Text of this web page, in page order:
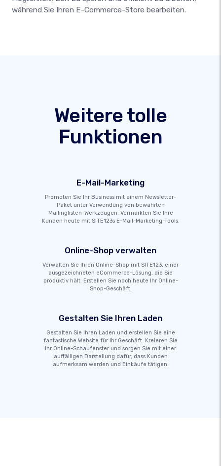
während Sie Ihren E-Commerce-Store bearbeiten.
Weitere tolle
Funktionen
E-Mail-Marketing
Promoten Sie Ihr Business mit einem Newsletter-
Paket unter Verwendung von bewährten
Mailinglisten-Werkzeugen. Vermarkten Sie Ihre
Kunden heute mit SITE123s E-Mail-Marketing-Tools.
Online-Shop verwalten
Verwalten Sie Ihren Online-Shop mit SITE123, einer
ausgezeichneten eCommerce-Lösung, die Sie
produktiv hält. Erstellen Sie noch heute Ihr Online-
Shop-Geschäft.
Gestalten Sie Ihren Laden
Gestalten Sie Ihren Laden und erstellen Sie eine
fantastische Website für Ihr Geschäft. Kreieren Sie
Ihr Online-Schaufenster und sorgen Sie mit einer
auffälligen Darstellung dafür, dass Kunden
aufmerksam werden und Einkäufe tätigen.